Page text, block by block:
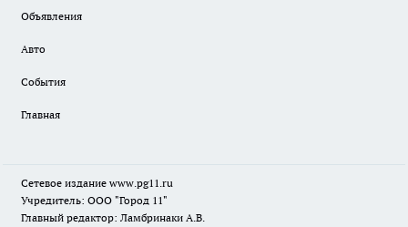
Объявления
Авто
События
Главная
Сетевое издание www.pg11.ru
Учредитель: ООО "Город 11"
Главный редактор: Ламбринаки А.В.